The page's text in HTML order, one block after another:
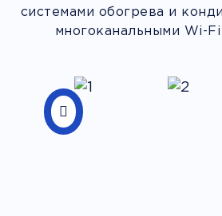
системами обогрева и
многоканальными Wi-